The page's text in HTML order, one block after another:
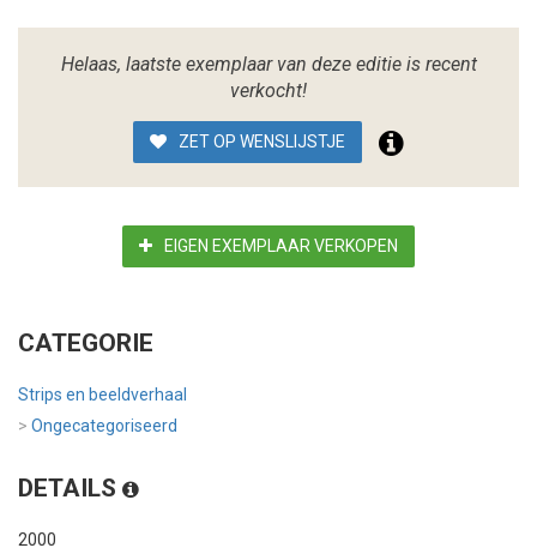
Helaas, laatste exemplaar van deze editie is recent
verkocht!
ZET OP WENSLIJSTJE
EIGEN EXEMPLAAR VERKOPEN
CATEGORIE
Strips en beeldverhaal
> Ongecategoriseerd
DETAILS
2000